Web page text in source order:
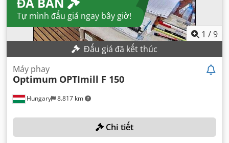
Tự mình đấu giá ngay bây giờ!
1 /9
Đấu giá đã kết thúc
Hungary 8.817 km
Máy phay
Optimum OPTImill F 150
Chi tiết